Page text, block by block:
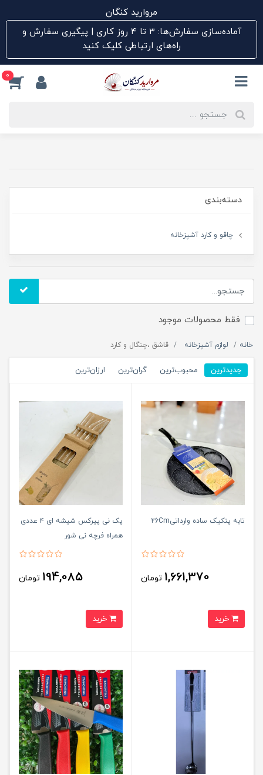
مروارید کنگان
آماده‌سازی سفارش‌ها: ۳ تا ۴ روز کاری | پیگیری سفارش و
راه‌های ارتباطی کلیک کنید
0
دسته‌بندی
چاقو و کارد آشپزخانه
فقط محصولات موجود
خانه لوازم آشپزخانه قاشق ،چنگال و کارد
جدیدترین محبوب‌ترین گران‌ترین ارزان‌ترین
تابه پنکیک ساده وارداتی26Cm
1,661,370 تومان
پک نی پیرکس شیشه ای ۴ عددی
همراه فرچه نی شور
194,085 تومان